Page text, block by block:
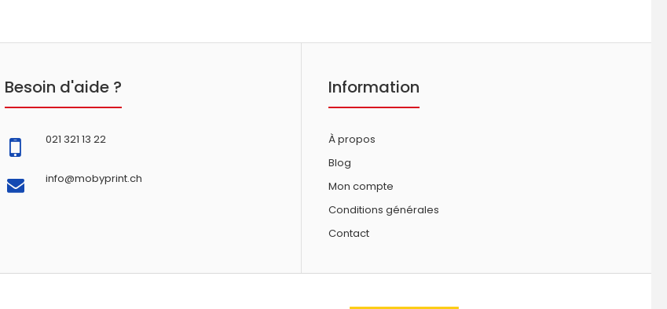
Besoin d'aide ?
021 321 13 22
info@mobyprint.ch
Information
À propos
Blog
Mon compte
Conditions générales
Contact